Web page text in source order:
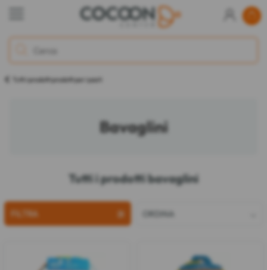
Tutti i prodotti prodotti per i pasti
Bavaglini
Tutti i prodotti bavaglini
ORDINA
FILTRA